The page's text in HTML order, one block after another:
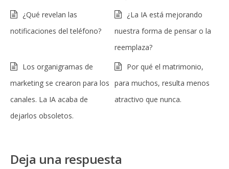
¿Qué revelan las
notificaciones del teléfono?
¿La IA está mejorando
nuestra forma de pensar o la
reemplaza?
Los organigramas de
marketing se crearon para los
canales. La IA acaba de
dejarlos obsoletos.
Por qué el matrimonio,
para muchos, resulta menos
atractivo que nunca.
Deja una respuesta